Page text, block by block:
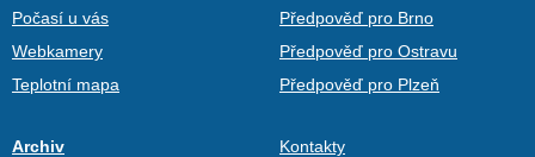
Počasí u vás
Webkamery
Teplotní mapa
Předpověď pro Brno
Předpověď pro Ostravu
Předpověď pro Plzeň
Archiv
Kontakty